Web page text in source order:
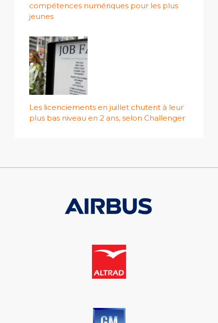
compétences numériques pour les plus
jeunes
Les licenciements en juillet chutent à leur
plus bas niveau en 2 ans, selon Challenger